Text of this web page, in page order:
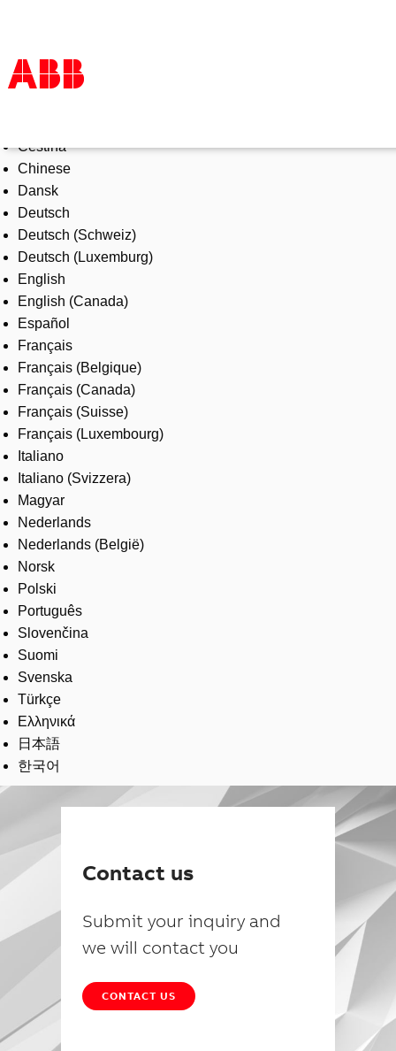
Products & Solutions
Industries
Services
About us
Where to buy
Contact us
Careers
Čeština
Chinese
Dansk
Deutsch
Deutsch (Schweiz)
Deutsch (Luxemburg)
English
English (Canada)
Español
Français
Français (Belgique)
Français (Canada)
Français (Suisse)
Français (Luxembourg)
Italiano
Italiano (Svizzera)
Magyar
Nederlands
Nederlands (België)
Norsk
Polski
Português
Slovenčina
Suomi
Svenska
Türkçe
Ελληνικά
日本語
한국어
Contact us
Submit your inquiry and
we will contact you
CONTACT US